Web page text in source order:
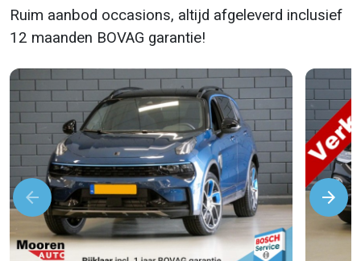
Ruim aanbod occasions, altijd afgeleverd inclusief
12 maanden BOVAG garantie!
arrow_forward
arrow_backVolgende